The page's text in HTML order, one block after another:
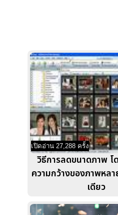
เปิดอ่าน 27,288 ครั้ง
วิธีการลดขนาดภาพ
ความกว้างของภาพหล
เดียว